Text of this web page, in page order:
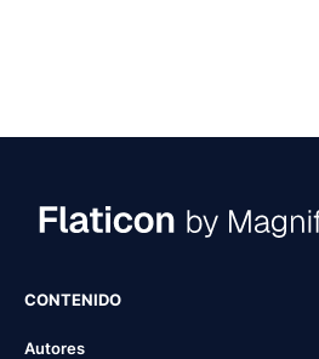
CONTENIDO
Autores